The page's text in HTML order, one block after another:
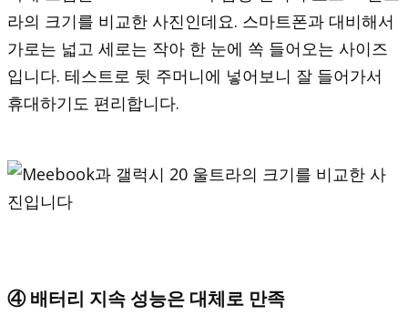
라의 크기를 비교한 사진인데요. 스마트폰과 대비해서
가로는 넓고 세로는 작아 한 눈에 쏙 들어오는 사이즈
입니다. 테스트로 뒷 주머니에 넣어보니 잘 들어가서
휴대하기도 편리합니다.
④ 배터리 지속 성능은 대체로 만족